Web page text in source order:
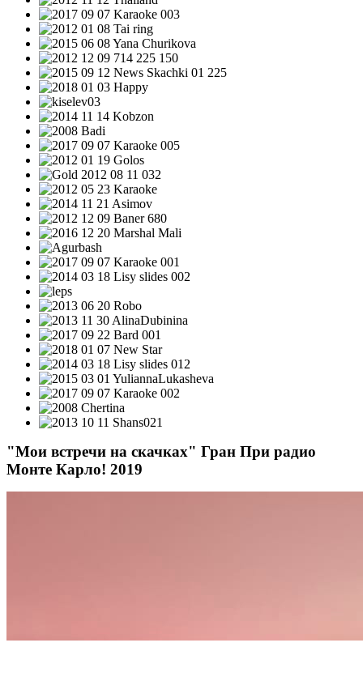
"Мои встречи на скачках" Гран При радио
Монте Карло! 2019